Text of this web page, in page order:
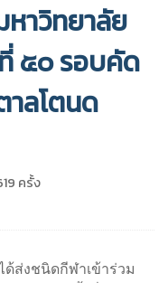
าวิทยาลัย
๕๐ รอบคัด
าลโตนด
ครั้ง
ส่งชนิดกีฬาเข้าร่วม